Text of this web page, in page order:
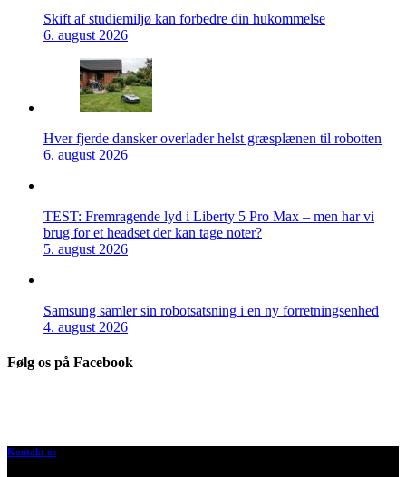
Skift af studiemiljø kan forbedre din hukommelse
6. august 2026
Hver fjerde dansker overlader helst græsplænen til robotten
6. august 2026
TEST: Fremragende lyd i Liberty 5 Pro Max – men har vi
brug for et headset der kan tage noter?
5. august 2026
Samsung samler sin robotsatsning i en ny forretningsenhed
4. august 2026
Følg os på Facebook
Kontakt os